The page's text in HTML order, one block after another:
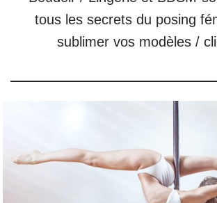
tous les secrets du posing
sublimer vos modèles /